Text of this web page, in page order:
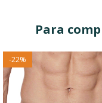
Para
-22%